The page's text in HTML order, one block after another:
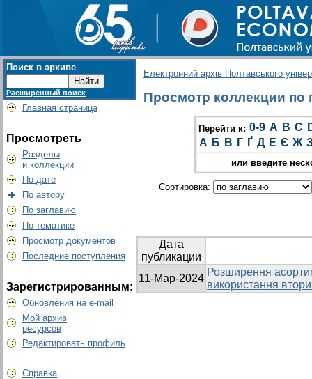
Поиск в архиве
Расширенный поиск
Главная страница
Просмотреть
Разделы
и коллекции
По дате
По автору
По заглавию
По тематике
Просмотр документов
Последние поступления
Зарегистрированным:
Обновления на e-mail
Мой архив
ресурсов
Редактировать профиль
Справка
Електронний архів Полтавського
Просмотр коллекции по
Перейти к: 0-9 A B C
А Б В Г Ґ Д Е Є Ж
или введите
Сортировка:
Дата
публикации
11-Мар-2024
Розширення
використання